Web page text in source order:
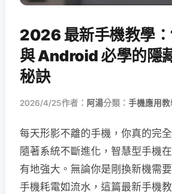
2026 最新手機教學
與 Android 必學的隱
秘訣
2026/4/25作者： 阿湯分類： 手機應用教
每天形影不離的手機，你真的完
隨著系統不斷進化，智慧型手機
有地強大。無論你是剛換新機需
手機耗電如流水，這篇最新手機